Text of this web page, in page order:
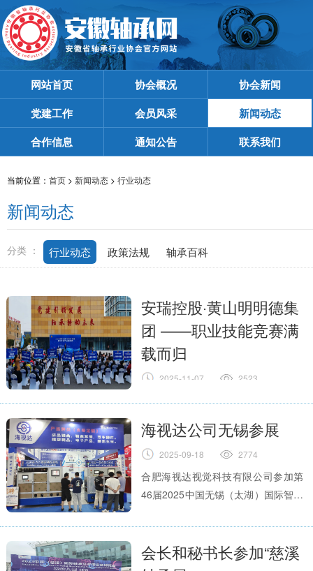
网站首页 协会概况 协会新闻
党建工作 会员风采 新闻动态
合作信息 通知公告 联系我们
当前位置： 首页 > 新闻动态 > 行业动态
新闻动态
分类 ： 行业动态 政策法规 轴承百科
安瑞控股·黄山明明德集
团 ——职业技能竞赛满
载而归
2025-11-07 2523
2025年10月29日至31日，由安徽省
徽省轴承行业协会指导、支持，宿州
市总工会与灵璧县人民政府等联合承
办的安徽省轴承产业职业技能竞赛暨
长三角轴承产业技能邀请赛在宿州市
海视达公司无锡参展
2025-09-18 2774
合肥海视达视觉科技有限公司参加第
46届2025中国无锡（太湖）国际智能
会长和秘书长参加“慈溪